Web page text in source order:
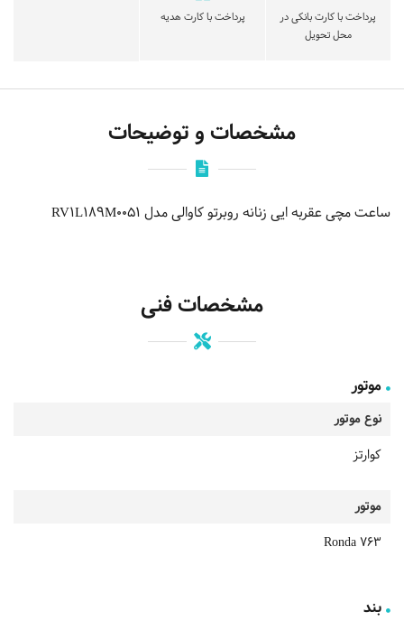
پرداخت با کارت بانکی در
محل تحویل
پرداخت با کارت هدیه
مشخصات و توضیحات
ساعت مچی عقربه ایی زنانه روبرتو کاوالی مدل RV1L189M0051
مشخصات فنی
موتور
نوع موتور
کوارتز
موتور
Ronda 763
بند